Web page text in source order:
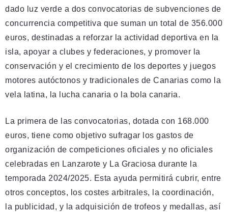
dado luz verde a dos convocatorias de subvenciones de
concurrencia competitiva que suman un total de 356.000
euros, destinadas a reforzar la actividad deportiva en la
isla, apoyar a clubes y federaciones, y promover la
conservación y el crecimiento de los deportes y juegos
motores autóctonos y tradicionales de Canarias como la
vela latina, la lucha canaria o la bola canaria.
La primera de las convocatorias, dotada con 168.000
euros, tiene como objetivo sufragar los gastos de
organización de competiciones oficiales y no oficiales
celebradas en Lanzarote y La Graciosa durante la
temporada 2024/2025. Esta ayuda permitirá cubrir, entre
otros conceptos, los costes arbitrales, la coordinación,
la publicidad, y la adquisición de trofeos y medallas, así